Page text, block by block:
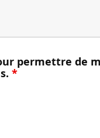
permettre de
*